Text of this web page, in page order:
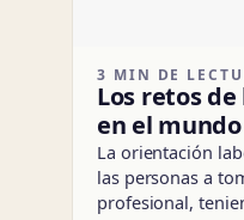
3 MIN DE
Los retos
en el
La orientación
las personas a
profesional,